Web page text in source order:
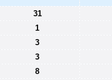
31
1
3
3
8